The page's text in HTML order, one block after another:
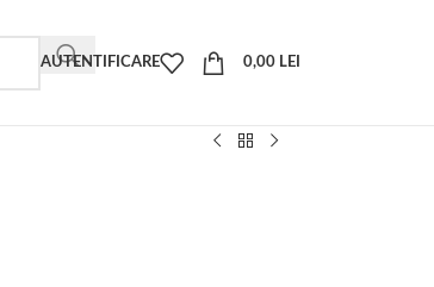
AUTENTIFICARE 0,00 LEI